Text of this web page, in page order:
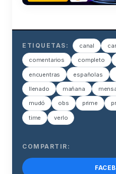
ETIQUETAS: canal
comentarios completo
encuentras españolas
llenado mañana
mudó obs prime
time verlo
COMPARTIR: